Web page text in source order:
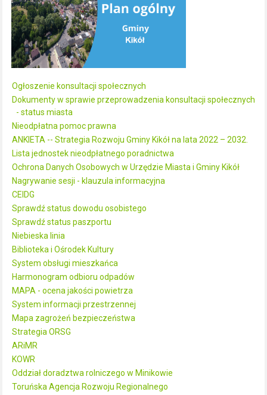
Ogłoszenie konsultacji społecznych
Dokumenty w sprawie przeprowadzenia konsultacji społecznych
- status miasta
Nieodpłatna pomoc prawna
ANKIETA -- Strategia Rozwoju Gminy Kikół na lata 2022 – 2032.
Lista jednostek nieodpłatnego poradnictwa
Ochrona Danych Osobowych w Urzędzie Miasta i Gminy Kikół
Nagrywanie sesji - klauzula informacyjna
CEIDG
Sprawdź status dowodu osobistego
Sprawdź status paszportu
Niebieska linia
Biblioteka i Ośrodek Kultury
System obsługi mieszkańca
Harmonogram odbioru odpadów
MAPA - ocena jakości powietrza
System informacji przestrzennej
Mapa zagrożeń bezpieczeństwa
Strategia ORSG
ARiMR
KOWR
Oddział doradztwa rolniczego w Minikowie
Toruńska Agencja Rozwoju Regionalnego